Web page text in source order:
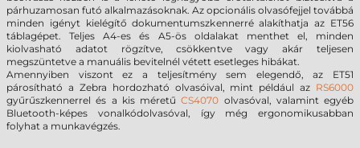
párhuzamosan futó alkalmazásoknak. Az opcionális olvasófejjel továbbá
minden igényt kielégítő dokumentumszkennerré alakíthatja az ET56
táblagépet. Teljes A4-es és A5-ös oldalakat menthet el, minden
kiolvasható adatot rögzítve, csökkentve vagy akár teljesen
megszüntetve a manuális bevitelnél vétett esetleges hibákat.
Amennyiben viszont ez a teljesítmény sem elegendő, az ET51
párosítható a Zebra hordozható olvasóival, mint például az RS6000
gyűrűszkennerrel és a kis méretűCS4070 olvasóval, valamint egyéb
Bluetooth-képes vonalkódolvasóval, így még ergonomikusabban
folyhat a munkavégzés.